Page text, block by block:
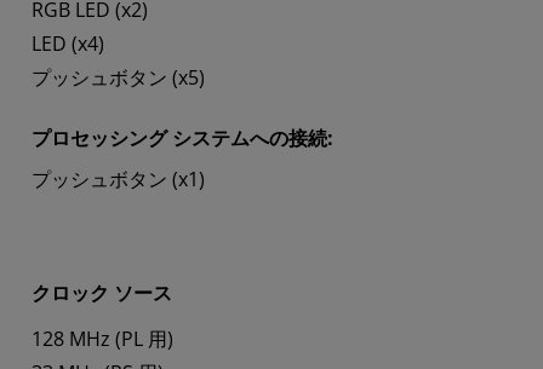
RGB LED (x2)
LED (x4)
プッシュボタン (x5)
プロセッシング システムへの接続:
プッシュボタン (x1)
クロック ソース
128 MHz (PL 用)